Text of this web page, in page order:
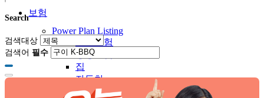
보험
Power Plan Listing
건강보험
생명보험
집
자동차
종합
Search
검색대상
검색어 필수